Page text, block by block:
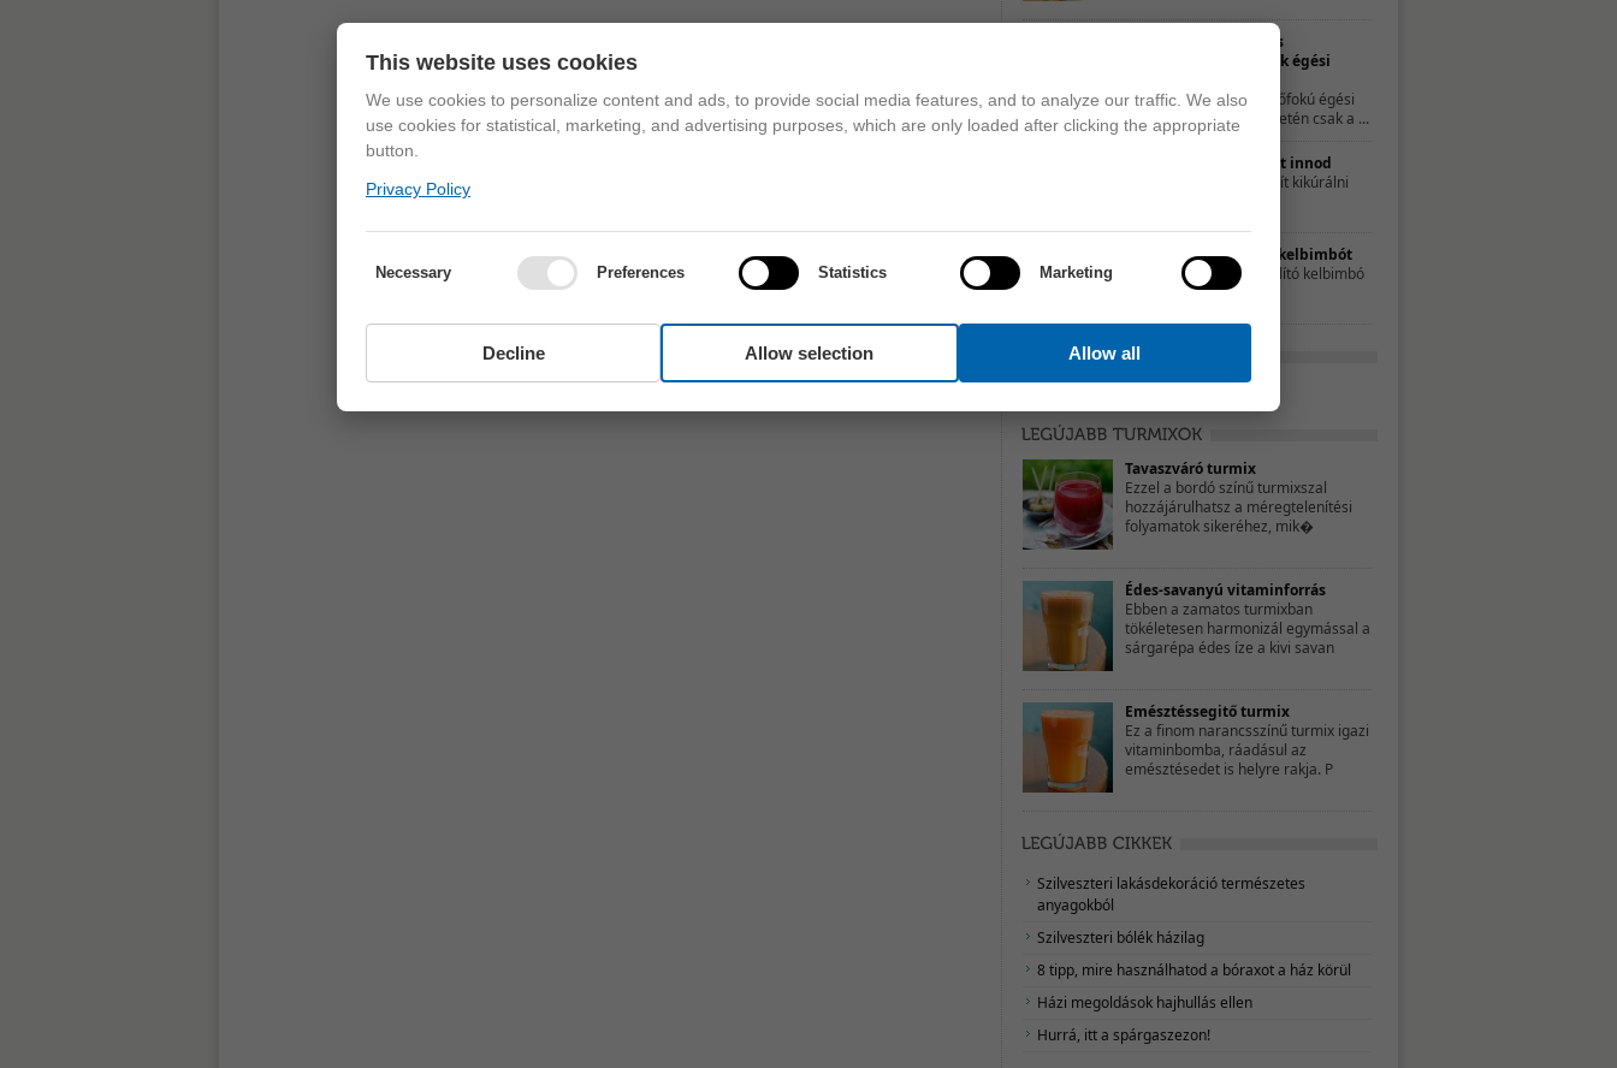
Természetes
gyógymódok égési
A kisebb, elsőfokú égési
sérülések esetén csak a ...
10 ok, amiért érdemes teát innod
A tea nemcsak a náthát segít kikúrálni
Ezért egyél rendszeresen kelbimbót
Az apró káposztához hasonlító kelbimbó
sok vitamint és ...
Tavaszváró turmix
Ezzel a bordó színű turmixszal
hozzájárulhatsz a méregtelenítési
folyamatok sikeréhez, mik�
Édes-savanyú vitaminforrás
Ebben a zamatos turmixban
tökéletesen harmonizál egymással a
sárgarépa édes íze a kivi savan
Emésztéssegitő turmix
Ez a finom narancsszínű turmix igazi
vitaminbomba, ráadásul az
emésztésedet is helyre rakja. P
Szilveszteri lakásdekoráció természetes
anyagokból
Szilveszteri bólék házilag
8 tipp, mire használhatod a bóraxot a ház körül
Házi megoldások hajhullás ellen
Hurrá, itt a spárgaszezon!
This website uses cookies
We use cookies to personalize content and ads, to provide social media features, and to analyze our traffic. We also
use cookies for statistical, marketing, and advertising purposes, which are only loaded after clicking the appropriate
button.
Privacy Policy
Necessary Preferences Statistics Marketing
Decline Allow selection Allow all